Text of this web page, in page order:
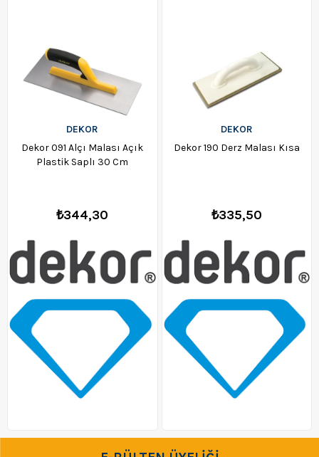
DEKOR
Dekor 091 Alçı Malası Açık
Plastik Saplı 30 Cm
₺344,30
DEKOR
Dekor 190 Derz Malası Kısa
₺335,50